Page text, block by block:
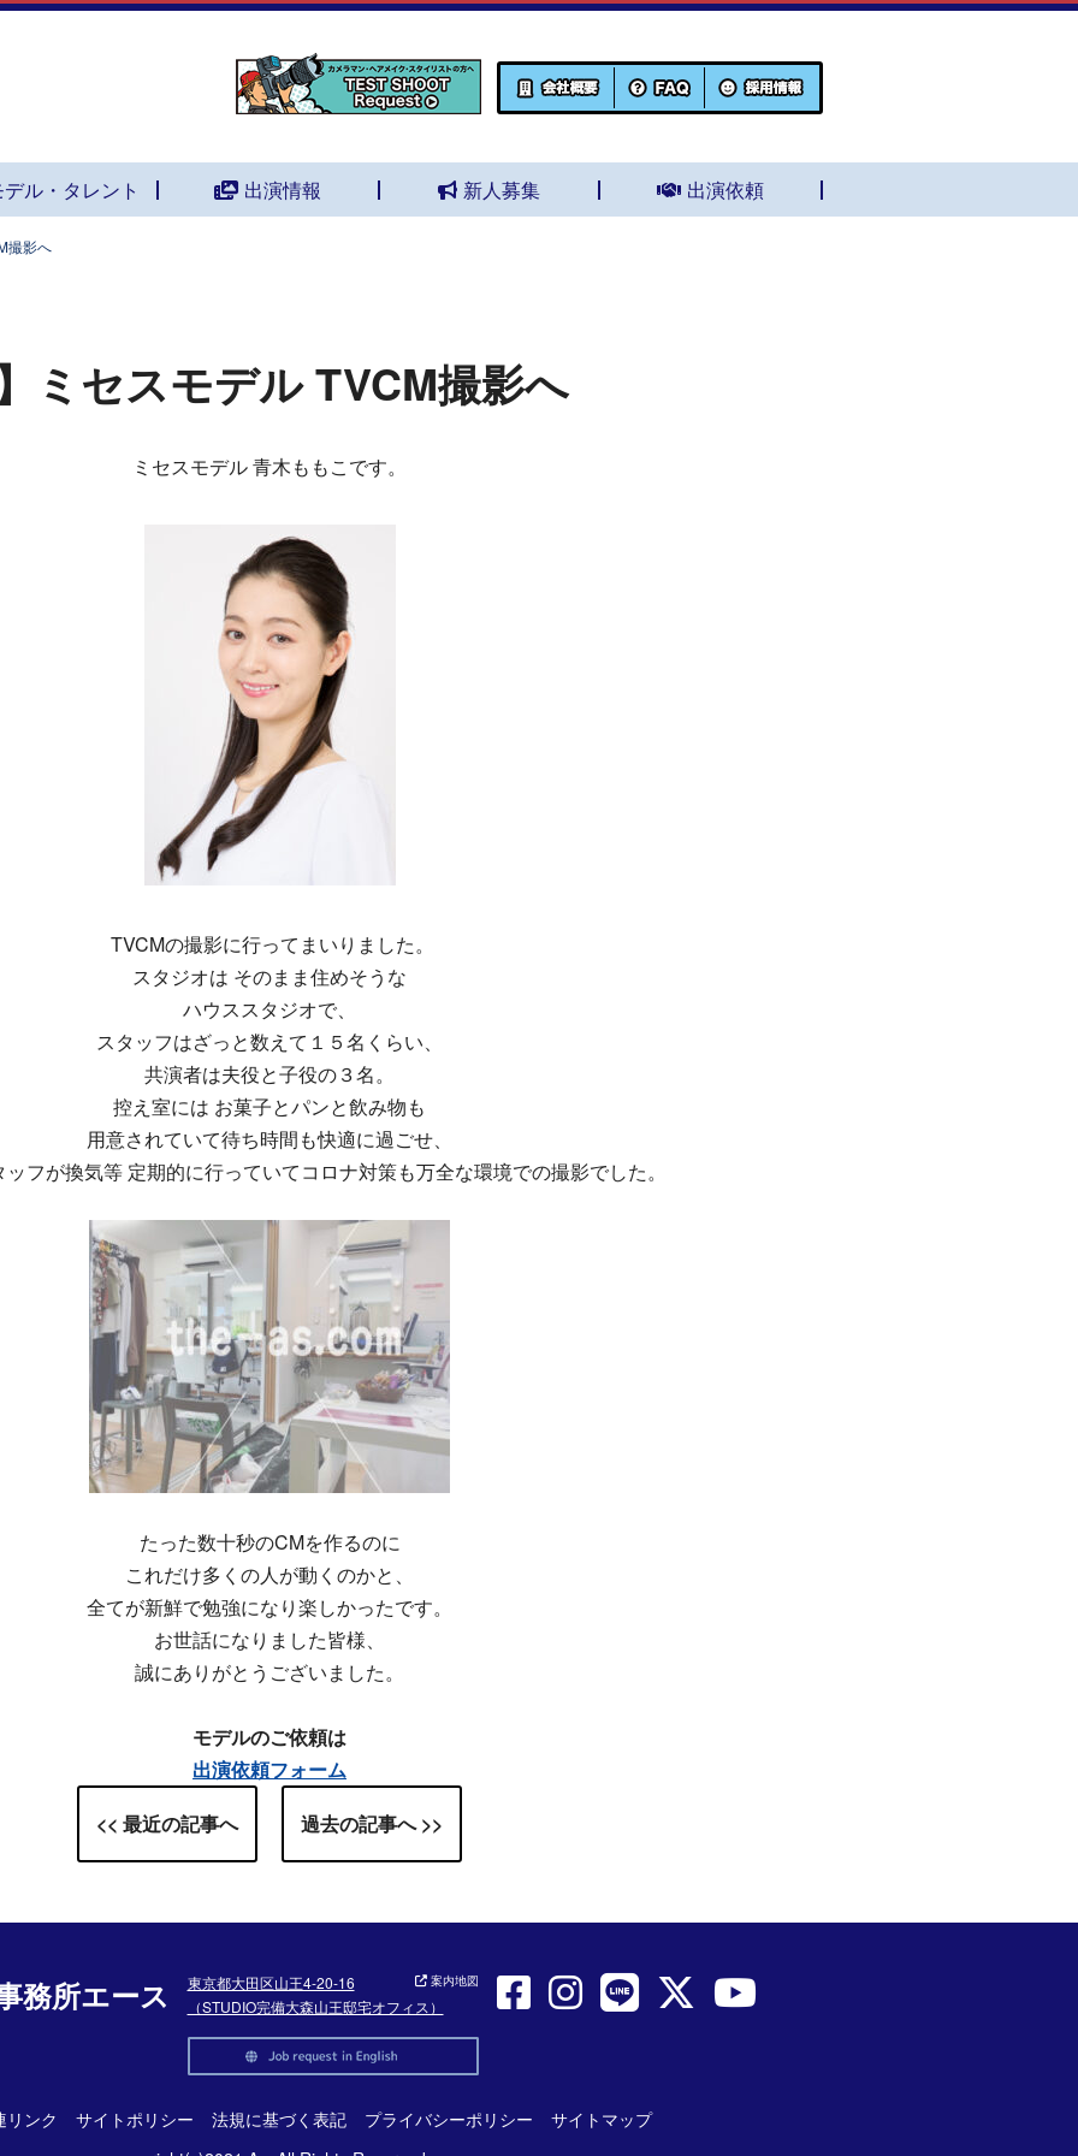
デル・タレント 出演情報 新人募集 出演依頼
撮影へ
ミセスモデル TVCM撮影へ
ミセスモデル 青木ももこです。
TVCMの撮影に行ってまいりました。
スタジオは そのまま住めそうな
ハウススタジオで、
スタッフはざっと数えて１５名くらい、
共演者は夫役と子役の３名。
控え室には お菓子とパンと飲み物も
用意されていて待ち時間も快適に過ごせ、
フが換気等 定期的に行っていてコロナ対策も万全な環境での撮影でした。
たった数十秒のCMを作るのに
これだけ多くの人が動くのかと、
全てが新鮮で勉強になり楽しかったです。
お世話になりました皆様、
誠にありがとうございました。
モデルのご依頼は
出演依頼フォーム
<< 最近の記事へ
過去の記事へ >>
務所エース
東京都大田区山王4-20-16
（STUDIO完備大森山王邸宅オフィス）
案内地図
リンク サイトポリシー 法規に基づく表記 プライバシーポリシー
サイトマップ